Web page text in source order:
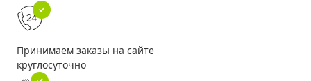
Принимаем заказы на сайте
круглосуточно